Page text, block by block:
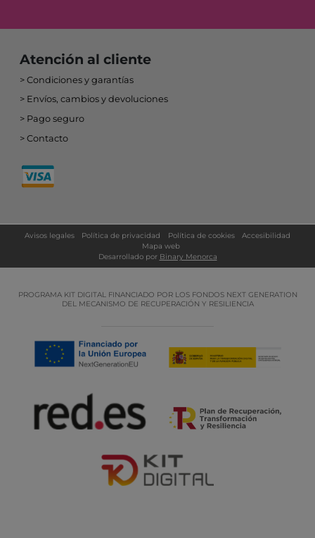
Atención al cliente
Condiciones y garantías
Envíos, cambios y devoluciones
Pago seguro
Contacto
Avisos legales Política de privacidad Política de cookies
Accesibilidad
Mapa web
Desarrollado por Binary Menorca
PROGRAMA KIT DIGITAL FINANCIADO POR LOS FONDOS NEXT GENERATION
DEL MECANISMO DE RECUPERACIÓN Y RESILIENCIA